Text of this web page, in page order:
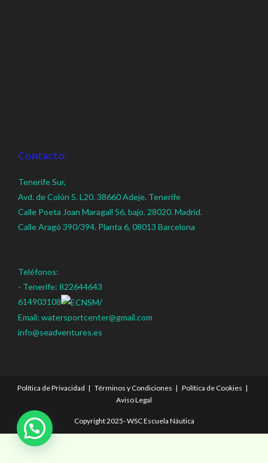
Contacto:
Tenerife Sur,
Avd. de Colón 5. L20. 38660 Adeje. Tenerife
Calle Poeta Joan Maragall 56, bajo. 28020. Madrid.
Calle Aragó 390/394. Planta 6, 08013 Barcelona
Teléfonos:
- Tenerife: 822644643
614903108
/
Email: watersportcenter@gmail.com
info@seadventures.es
Política de Privacidad Términos y Condiciones
Política de Cookies
Aviso Legal
Copyright 2025- WSC Escuela Náutica